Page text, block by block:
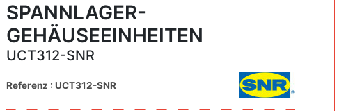
SPANNLAGER-
GEHÄUSEEINHEITEN
UCT312-SNR
Referenz : UCT312-SNR